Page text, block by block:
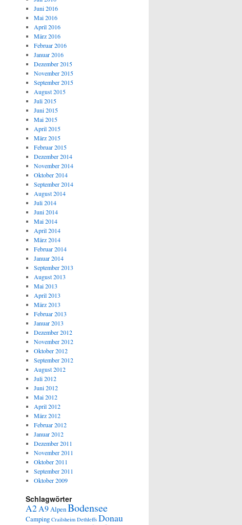
Juni 2016
Mai 2016
April 2016
März 2016
Februar 2016
Januar 2016
Dezember 2015
November 2015
September 2015
August 2015
Juli 2015
Juni 2015
Mai 2015
April 2015
März 2015
Februar 2015
Dezember 2014
November 2014
Oktober 2014
September 2014
August 2014
Juli 2014
Juni 2014
Mai 2014
April 2014
März 2014
Februar 2014
Januar 2014
September 2013
August 2013
Mai 2013
April 2013
März 2013
Februar 2013
Januar 2013
Dezember 2012
November 2012
Oktober 2012
September 2012
August 2012
Juli 2012
Juni 2012
Mai 2012
April 2012
März 2012
Februar 2012
Januar 2012
Dezember 2011
November 2011
Oktober 2011
September 2011
Oktober 2009
Schlagwörter
A2A9AlpenBodensee
Camping Crailsheim Dethleffs Donau